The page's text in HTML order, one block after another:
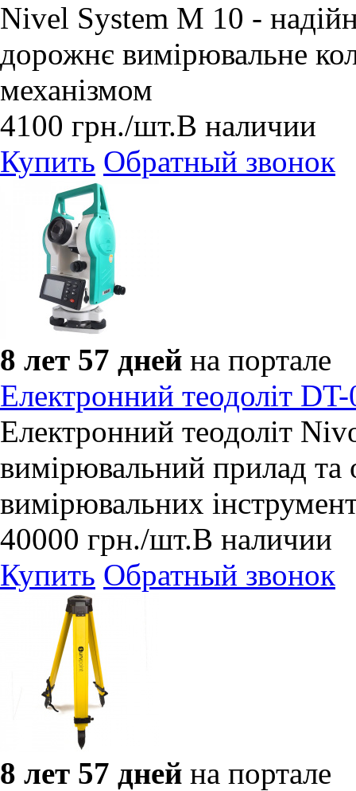
Nivel System М 10 -
дорожнє вимірювальне
механізмом
4100 грн./шт.В наличии
Купить Обратный звонок
8 лет 57 дней на портале
Електронний теодоліт
Електронний теодоліт
вимірювальний прилад
вимірювальних
40000 грн./шт.В наличии
Купить Обратный звонок
8 лет 57 дней на портале